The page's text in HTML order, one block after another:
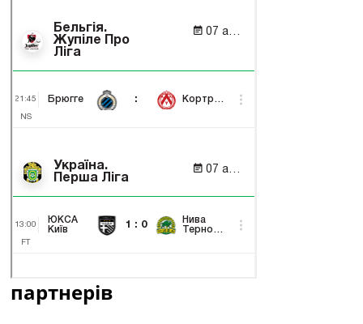
партнерів